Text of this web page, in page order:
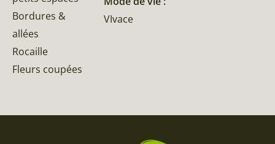
Bordures &
allées
Rocaille
Fleurs coupées
VIvace